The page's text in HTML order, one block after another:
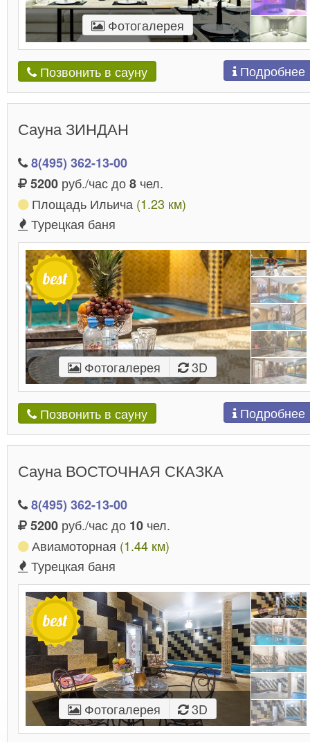
Фотогалерея
Позвонить в сауну Подробнее
Сауна ЗИНДАН
8(495) 362-13-00
5200 руб./час до8 чел.
Площадь Ильича (1.23 км)
Турецкая баня
Фотогалерея 3D
Позвонить в сауну Подробнее
Сауна ВОСТОЧНАЯ СКАЗКА
8(495) 362-13-00
5200 руб./час до 10 чел.
Авиамоторная (1.44 км)
Турецкая баня
Фотогалерея 3D